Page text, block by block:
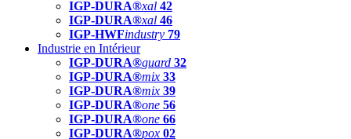
IGP-DURA®xal 42
IGP-DURA®xal 46
IGP-HWFindustry 79
Industrie en Intérieur
IGP-DURA®guard 32
IGP-DURA®mix 33
IGP-DURA®mix 39
IGP-DURA®one 56
IGP-DURA®one 66
IGP-DURA®pox 02